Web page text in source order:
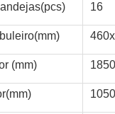
16
(mm)